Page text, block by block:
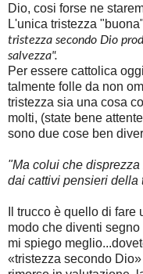
Dio, cosi forse ne
L'unica tristezza
tristezza secondo Dio
salvezza".
Per essere cattolica
talmente folle da non
tristezza sia una cosa
molti, (state bene
sono due cose ben
"Ma colui che
dai cattivi pensieri della
Il trucco è quello di
modo che diventi
mi spiego
«tristezza secondo